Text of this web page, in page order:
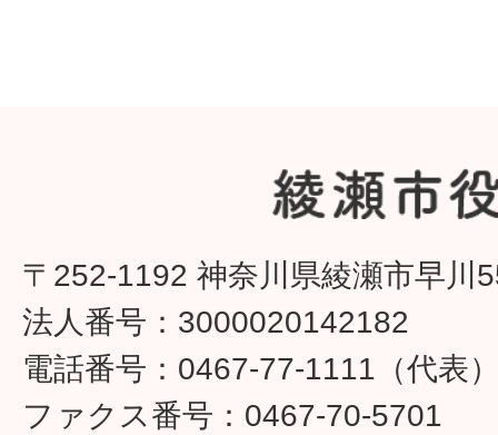
〒252-1192 神奈川県綾瀬市早川
法人番号：3000020142182
電話番号：0467-77-1111（代表
ファクス番号：0467-70-5701